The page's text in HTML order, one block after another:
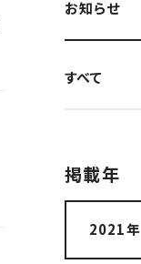
お知らせ
すべて
掲載年​
2021年